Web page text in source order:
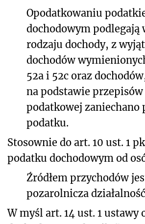
Opodatkowaniu
dochodowym podlegają
rodzaju dochody, z
dochodów
52a i 52c oraz
na podstawie
podatkowej zaniechano
podatku.
Stosownie do art. 10 ust. 1
podatku dochodowym od
Źródłem przychodów
pozarolnicza
W myśl art. 14 ust. 1 ustawy